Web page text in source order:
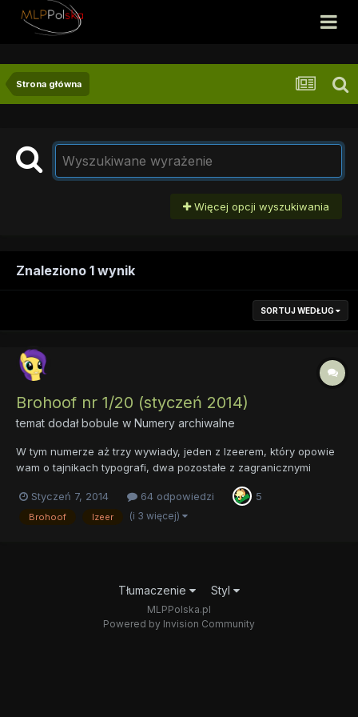
Strona główna
Więcej opcji wyszukiwania
Znaleziono 1 wynik
SORTUJ WEDŁUG
Brohoof nr 1/20 (styczeń 2014)
temat dodałbobule w Numery archiwalne
W tym numerze aż trzy wywiady, jeden z Izeerem, który opowie
wam o tajnikach typografi, dwa pozostałe z zagranicznymi
wymienionych połączony jest z artykułem o tej osobie. Ponadto
obszerny artykuł dotyczący swoistej „mitologii fandomu”. Wydaje
Styczeń 7, 2014 64 odpowiedzi 5
Brohoof Izeer (i 3 więcej)
Tłumaczenie Styl
MLPPolska.pl
Powered by Invision Community